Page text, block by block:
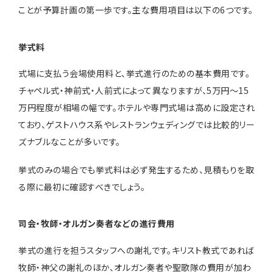
ことが予算計画の第一歩です。主な費用項目は以下の6つです。
挙式料
式場に支払う会場使用料と、挙式進行のための基本費用です。
チャペル式・神前式・人前式によって異なりますが、5万円〜15
万円程度が相場の幅です。ホテルや専門式場は高めに設定され
ており、ゲストハウス系やレストランウェディングでは比較的リー
ズナブルなことが多いです。
挙式のみの場合でも挙式料は必ず発生するため、見積もりを取
る際に最初に確認すべきでしょう。
司会・牧師・オルガン奏者などの進行費用
挙式の進行を担うスタッフへの謝礼です。キリスト教式であれば
牧師・神父の謝礼のほか、オルガン奏者や聖歌隊の費用が加わ